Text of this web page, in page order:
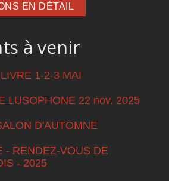
EN DÉTAIL
à venir
1-2-3 MAI
LUSOPHONE 22 nov. 2025
D'AUTOMNE
- RENDEZ-VOUS DE
- 2025